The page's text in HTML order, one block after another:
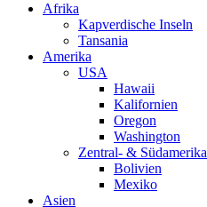
Afrika
Kapverdische Inseln
Tansania
Amerika
USA
Hawaii
Kalifornien
Oregon
Washington
Zentral- & Südamerika
Bolivien
Mexiko
Asien